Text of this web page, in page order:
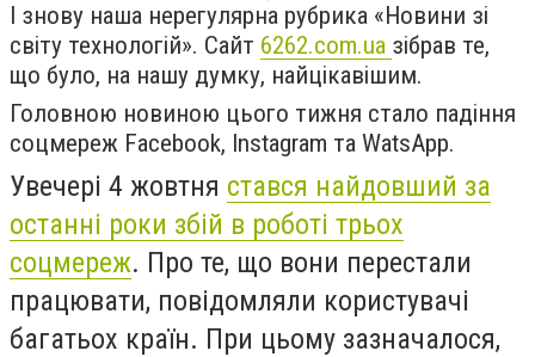
І знову наша нерегулярна рубрика «Новини зі
світу технологій». Сайт 6262.com.ua зібрав те,
що було, на нашу думку, найцікавішим.
Головною новиною цього тижня стало падіння
соцмереж Facebook, Instagram та WatsApp.
Увечері 4 жовтня стався найдовший за
останні роки збій в роботі трьох
соцмереж. Про те, що вони перестали
працювати, повідомляли користувачі
багатьох країн. При цьому зазначалося,